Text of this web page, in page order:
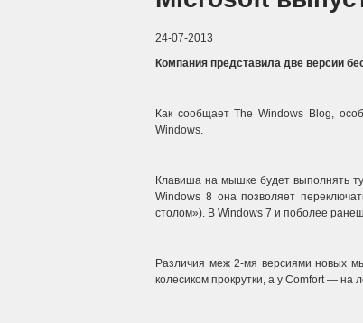
24-07-2013
Компания представила две версии
Как сообщает The Windows Blog,
Windows.
Клавиша на мышке будет выполнять
Windows 8 она позволяет
столом»). В Windows 7 и поболее
Различия меж 2-мя версиями новых
колесиком прокрутки, а у Comfort — на